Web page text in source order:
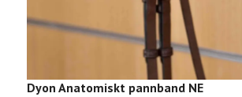
Dyon Anatomiskt pannband NE